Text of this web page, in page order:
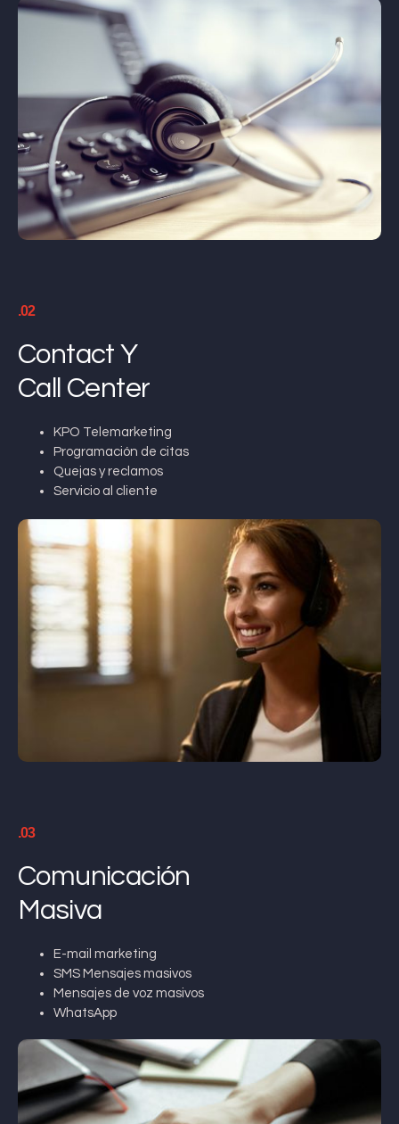
.02
Contact Y
Call Center
KPO Telemarketing
Programación de citas
Quejas y reclamos
Servicio al cliente
.03
Comunicación
Masiva
E-mail marketing
SMS Mensajes masivos
Mensajes de voz masivos
WhatsApp